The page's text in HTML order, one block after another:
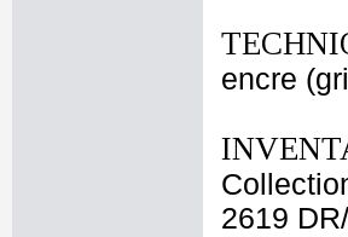
encre
2619